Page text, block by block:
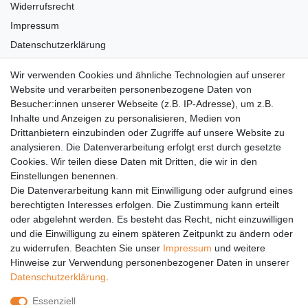
Widerrufsrecht
Impressum
Datenschutzerklärung
Versandkosten
Barrierefreiheit
Anleitungen
Vertrag widerrufen
PARTNER
DHL
GLS
PaketPLUS
SPONSORING
Wir verwenden Cookies und ähnliche Technologien auf unserer
Website und verarbeiten personenbezogene Daten von
Besucher:innen unserer Webseite (z.B. IP-Adresse), um z.B.
Inhalte und Anzeigen zu personalisieren, Medien von
Drittanbietern einzubinden oder Zugriffe auf unsere Website zu
analysieren. Die Datenverarbeitung erfolgt erst durch gesetzte
Cookies. Wir teilen diese Daten mit Dritten, die wir in den
Einstellungen benennen.
Die Datenverarbeitung kann mit Einwilligung oder aufgrund eines
berechtigten Interesses erfolgen. Die Zustimmung kann erteilt
oder abgelehnt werden. Es besteht das Recht, nicht einzuwilligen
und die Einwilligung zu einem späteren Zeitpunkt zu ändern oder
zu widerrufen. Beachten Sie unser Impressum und weitere
Hinweise zur Verwendung personenbezogener Daten in unserer
Daten­schutz­erklärung
Essenziell